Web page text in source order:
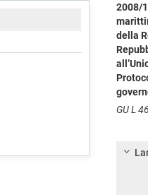
2008/
della
GU L